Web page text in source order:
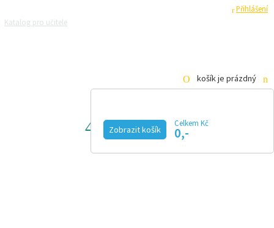
Přihlášení
Katalog pro učitele
košík je prázdný
Zobrazit košík
Celkem Kč
0,-
BIOLOG